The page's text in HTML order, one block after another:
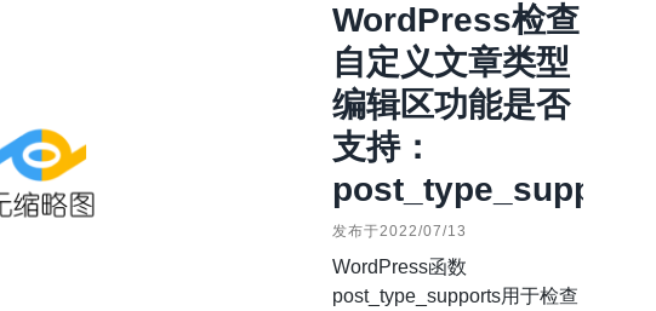
WordPress检查
自定义文章类型
编辑区功能是否
支持：
post_type_supports
发布于2022/07/13
WordPress函数
post_type_supports用于检查